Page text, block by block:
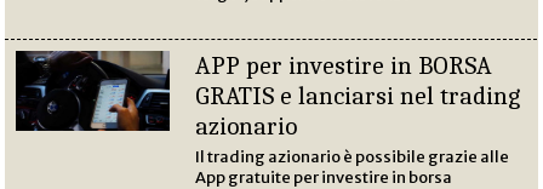
APP per investire in BORSA
GRATIS e lanciarsi nel trading
azionario
Il trading azionario è possibile grazie alle
App gratuite per investire in borsa